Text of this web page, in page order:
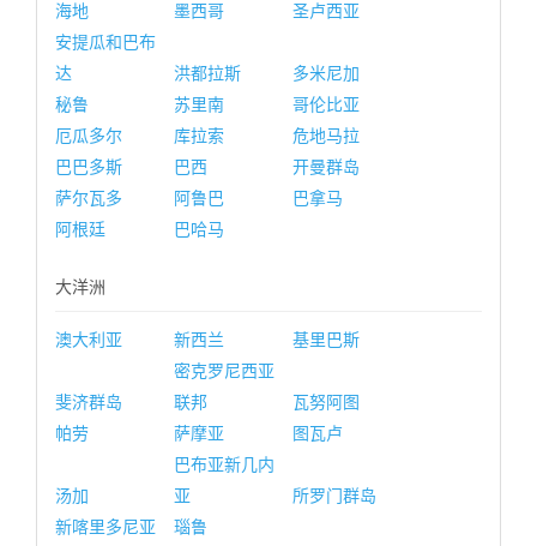
海地
墨西哥
圣卢西亚
安提瓜和巴布
达
洪都拉斯
多米尼加
秘鲁
苏里南
哥伦比亚
厄瓜多尔
库拉索
危地马拉
巴巴多斯
巴西
开曼群岛
萨尔瓦多
阿鲁巴
巴拿马
阿根廷
巴哈马
大洋洲
澳大利亚 新西兰 基里巴斯
斐济群岛
密克罗尼西亚
联邦
瓦努阿图
帕劳
萨摩亚 图瓦卢
汤加
巴布亚新几内
亚
所罗门群岛
新喀里多尼亚
瑙鲁